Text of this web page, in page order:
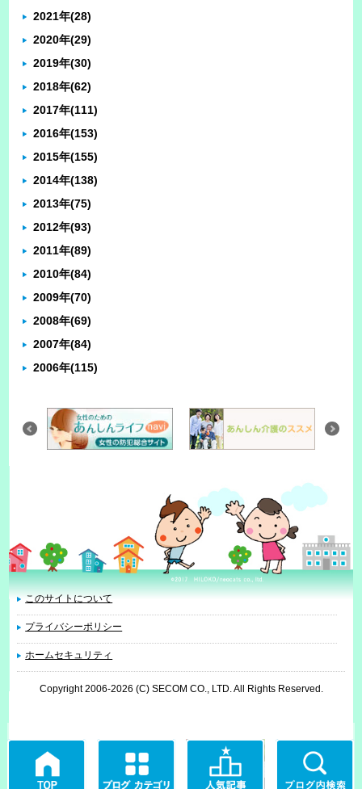
2021年(28)
2020年(29)
2019年(30)
2018年(62)
2017年(111)
2016年(153)
2015年(155)
2014年(138)
2013年(75)
2012年(93)
2011年(89)
2010年(84)
2009年(70)
2008年(69)
2007年(84)
2006年(115)
このサイトについて
プライバシーポリシー
ホームセキュリティ
Copyright 2006-2026 (C) SECOM CO., LTD. All Rights Reserved.